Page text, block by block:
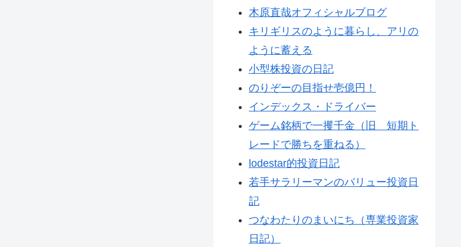
木原直哉オフィシャルブログ
キリギリスのように暮らし、アリの
ように蓄える
小型株投資の日記
のりぞーの目指せ壱億円！
インデックス・ドライバー
ゲーム銘柄で一攫千金（旧 短期ト
レードで勝ちを重ねる）
lodestar的投資日記
若手サラリーマンのバリュー投資日
記
つなわたりのまいにち（専業投資家
日記）